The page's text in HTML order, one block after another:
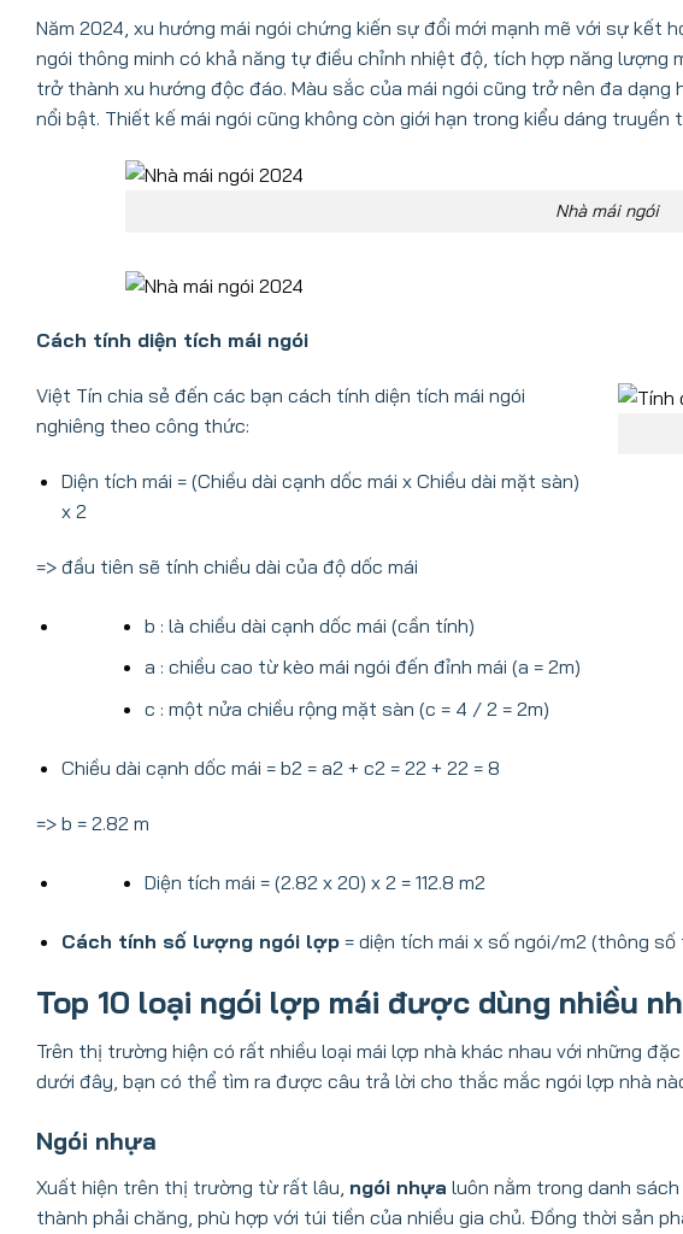
Năm 2024, xu hướng mái ngói chứng kiến sự đổi mới mạnh mẽ với sự kết
ngói thông minh có khả năng tự điều chỉnh nhiệt độ, tích hợp năng
trở thành xu hướng độc đáo. Màu sắc của mái ngói cũng trở nên đa
nổi bật. Thiết kế mái ngói cũng không còn giới hạn trong kiểu dáng
Nhà mái ngói
Cách tính diện tích mái ngói
Việt Tín chia sẻ đến các bạn cách tính diện tích mái ngói
nghiêng theo công thức:
Diện tích mái = (Chiều dài cạnh dốc mái x Chiều dài mặt sàn)
x 2
=> đầu tiên sẽ tính chiều dài của độ dốc mái
b : là chiều dài cạnh dốc mái (cần tính)
a : chiều cao từ kèo mái ngói đến đỉnh mái (a = 2m)
c : một nửa chiều rộng mặt sàn (c = 4 / 2 = 2m)
Chiều dài cạnh dốc mái = b2 = a2 + c2 = 22 + 22 = 8
=> b = 2.82 m
Diện tích mái = (2.82 x 20) x 2 = 112.8 m2
Cách tính số lượng ngói lợp= diện tích mái x số ngói/m2 (thông
Top 10 loại ngói lợp mái được dùng nhiều
Trên thị trường hiện có rất nhiều loại mái lợp nhà khác nhau với những
dưới đây, bạn có thể tìm ra được câu trả lời cho thắc mắc ngói lợp nhà
Ngói nhựa
Xuất hiện trên thị trường từ rất lâu, ngói nhựa luôn nằm trong danh
thành phải chăng, phù hợp với túi tiền của nhiều gia chủ. Đồng thời sản